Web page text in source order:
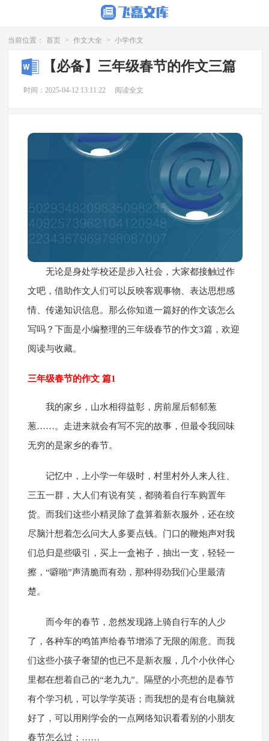
当前位置： 首页 > 作文大全 > 小学作文
【必备】三年级春节的作文三篇
时间：2025-04-12 13:11:22 阅读全文
无论是身处学校还是步入社会，大家都接触过作
文吧，借助作文人们可以反映客观事物、表达思想感
情、传递知识信息。那么你知道一篇好的作文该怎么
写吗？下面是小编整理的三年级春节的作文3篇，欢迎
阅读与收藏。
三年级春节的作文 篇1
我的家乡，山水相得益彰，房前屋后郁郁葱
葱……。走进来就会有写不完的故事，但最令我回味
无穷的是家乡的春节。
记忆中，上小学一年级时，村里村外人来人往、
三五一群，大人们有说有笑，都骑着自行车购置年
货。而我们这些小精灵除了盘算着新衣服外，还在绞
尽脑汁想着怎么问大人多要点钱。门口的鞭炮声对我
们总归是些吸引，买上一盒袍子，抽出一支，轻轻一
擦，“噼啪”声清脆而有劲，那种得劲我们心里最清
楚。
而今年的春节，忽然发现路上骑自行车的人少
了，各种车的鸣笛声给春节增添了无限的闹意。而我
们这些小孩子奢望的也已不是新衣服，几个小伙伴心
里都在想着自己的“老九九”。隔壁的小亮想的是春节
有个学习机，可以学学英语；而我想的是有台电脑就
好了，可以用刚学会的一点网络知识看看别的小朋友
春节怎么过；……